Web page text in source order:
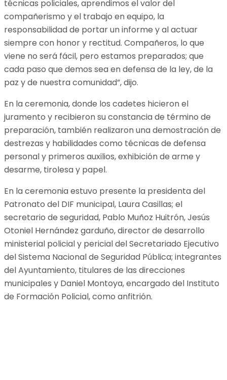
técnicas policiales, aprendimos el valor del
compañerismo y el trabajo en equipo, la
responsabilidad de portar un informe y al actuar
siempre con honor y rectitud. Compañeros, lo que
viene no será fácil, pero estamos preparados; que
cada paso que demos sea en defensa de la ley, de la
paz y de nuestra comunidad”, dijo.
En la ceremonia, donde los cadetes hicieron el
juramento y recibieron su constancia de término de
preparación, también realizaron una demostración de
destrezas y habilidades como técnicas de defensa
personal y primeros auxilios, exhibición de arme y
desarme, tirolesa y papel.
En la ceremonia estuvo presente la presidenta del
Patronato del DIF municipal, Laura Casillas; el
secretario de seguridad, Pablo Muñoz Huitrón, Jesús
Otoniel Hernández garduño, director de desarrollo
ministerial policial y pericial del Secretariado Ejecutivo
del Sistema Nacional de Seguridad Pública; integrantes
del Ayuntamiento, titulares de las direcciones
municipales y Daniel Montoya, encargado del Instituto
de Formación Policial, como anfitrión.